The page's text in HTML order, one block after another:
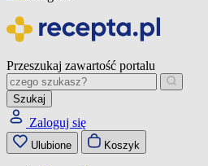
Przeszukaj zawartość portalu
Szukaj
Zaloguj się
Ulubione Koszyk